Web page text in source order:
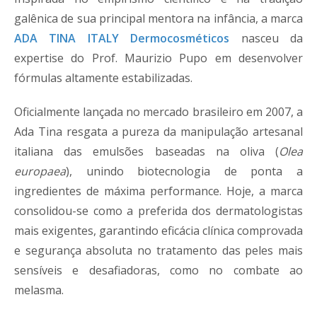
galênica de sua principal mentora na infância, a marca
ADA TINA ITALY Dermocosméticos nasceu da
expertise do Prof. Maurizio Pupo em desenvolver
fórmulas altamente estabilizadas.
Oficialmente lançada no mercado brasileiro em 2007, a
Ada Tina resgata a pureza da manipulação artesanal
italiana das emulsões baseadas na oliva (Olea
europaea), unindo biotecnologia de ponta a
ingredientes de máxima performance. Hoje, a marca
consolidou-se como a preferida dos dermatologistas
mais exigentes, garantindo eficácia clínica comprovada
e segurança absoluta no tratamento das peles mais
sensíveis e desafiadoras, como no combate ao
melasma.